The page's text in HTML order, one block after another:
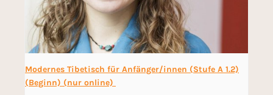
Modernes Tibetisch für Anfänger/innen (Stufe A 1.2)
(Beginn) (nur online)